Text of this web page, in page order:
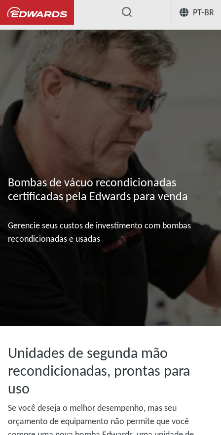
PT-BR
... Nossos serviços de bomba de vácuo
Bombas de vácuo recondicionadas
certificadas pela Edwards para venda
Gerencie seus custos de investimento com bombas
recondicionadas e usadas
Unidades de segunda mão
recondicionadas, prontas para
uso
Se você deseja o melhor desempenho, mas seu
orçamento de equipamento não permite que você